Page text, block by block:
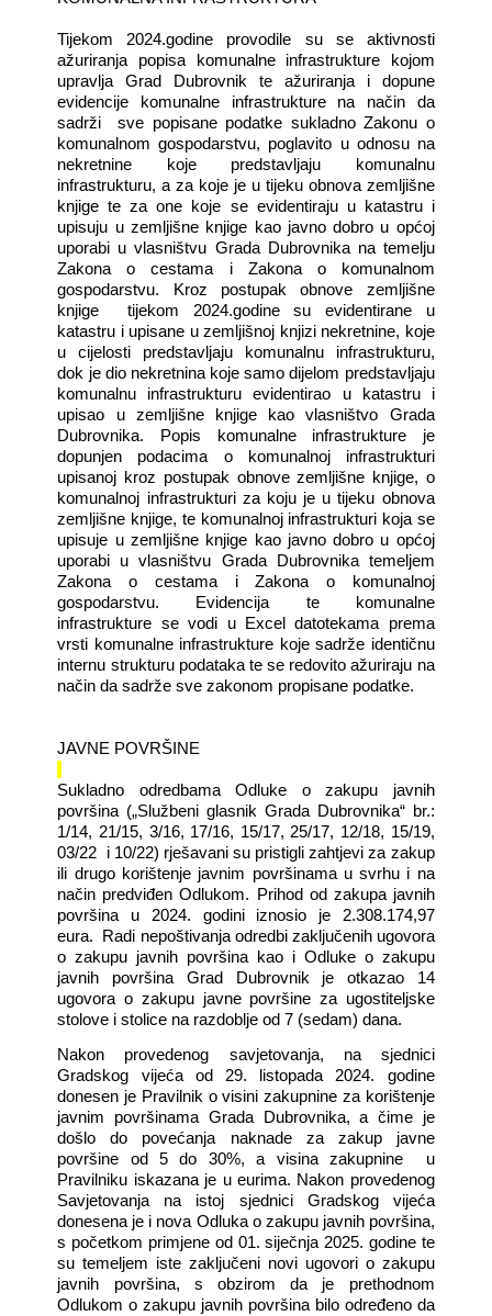
Tijekom 2024.godine provodile su se aktivnosti
ažuriranja popisa komunalne infrastrukture kojom
upravlja Grad Dubrovnik te ažuriranja i dopune
evidencije komunalne infrastrukture na način da
sadrži
sve popisane podatke sukladno Zakonu o
komunalnom gospodarstvu, poglavito u odnosu na
nekretnine koje predstavljaju komunalnu
infrastrukturu, a za koje je u tijeku obnova zemljišne
knjige te za one koje se evidentiraju u katastru i
upisuju u zemljišne knjige kao javno dobro u općoj
uporabi u vlasništvu Grada Dubrovnika na temelju
Zakona o cestama i Zakona o komunalnom
gospodarstvu. Kroz postupak obnove zemljišne
knjige
tijekom 2024.godine su evidentirane u
katastru i upisane u zemljišnoj knjizi nekretnine, koje
u cijelosti predstavljaju komunalnu infrastrukturu,
dok je dio nekretnina koje samo dijelom predstavljaju
komunalnu infrastrukturu evidentirao u katastru i
upisao u zemljišne knjige kao vlasništvo Grada
Dubrovnika. Popis komunalne infrastrukture je
dopunjen podacima o komunalnoj infrastrukturi
upisanoj kroz postupak obnove zemljišne knjige, o
komunalnoj infrastrukturi za koju je u tijeku obnova
zemljišne knjige, te komunalnoj infrastrukturi koja se
upisuje u zemljišne knjige kao javno dobro u općoj
uporabi u vlasništvu Grada Dubrovnika temeljem
Zakona o cestama i Zakona o komunalnoj
gospodarstvu. Evidencija te komunalne
infrastrukture se vodi u Excel datotekama prema
vrsti komunalne infrastrukture koje sadrže identičnu
internu strukturu podataka te se redovito ažuriraju na
način da sadrže sve zakonom propisane podatke.
JAVNE POVRŠINE
Sukladno odredbama Odluke o zakupu javnih
površina („Službeni glasnik Grada Dubrovnika“ br.:
1/14, 21/15, 3/16, 17/16, 15/17, 25/17, 12/18, 15/19,
03/22
i 10/22) rješavani su pristigli zahtjevi za zakup
ili drugo korištenje javnim površinama u svrhu i na
način predviđen Odlukom.
Prihod od zakupa javnih
površina u 2024. godini iznosio je 2.308.174,97
eura.
Radi nepoštivanja odredbi zaključenih ugovora
o zakupu javnih površina kao i Odluke o zakupu
javnih površina Grad Dubrovnik je otkazao 14
ugovora o zakupu javne površine za ugostiteljske
stolove i stolice na razdoblje od 7 (sedam) dana.
Nakon provedenog savjetovanja, na sjednici
Gradskog vijeća od 29. listopada 2024. godine
donesen je Pravilnik o visini zakupnine za korištenje
javnim površinama Grada Dubrovnika, a čime je
došlo do povećanja naknade za zakup javne
površine od 5 do 30%, a visina zakupnine
u
Pravilniku iskazana je u eurima. Nakon provedenog
Savjetovanja na istoj sjednici Gradskog vijeća
donesena je i nova Odluka o zakupu javnih površina,
s početkom primjene od 01. siječnja 2025. godine te
su temeljem iste zaključeni novi ugovori o zakupu
javnih površina, s obzirom da je prethodnom
Odlukom o zakupu javnih površina bilo određeno da